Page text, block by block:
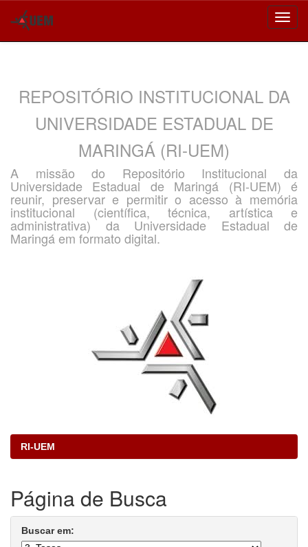
REPOSITÓRIO INSTITUCIONAL DA
UNIVERSIDADE ESTADUAL DE
MARINGÁ (RI-UEM)
A missão do Repositório Institucional da
Universidade Estadual de Maringá (RI-UEM) é
reunir, preservar e permitir o acesso à memória
institucional (científica, técnica, artística e
administrativa) da Universidade Estadual de
Maringá em formato digital.
RI-UEM
Página de Busca
Buscar em: